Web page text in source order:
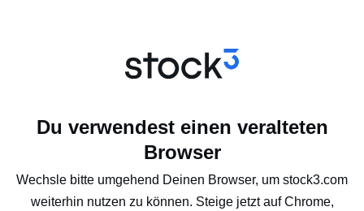
Du verwendest einen veralteten
Browser
Wechsle bitte umgehend Deinen Browser, um stock3.com
weiterhin nutzen zu können. Steige jetzt auf Chrome,